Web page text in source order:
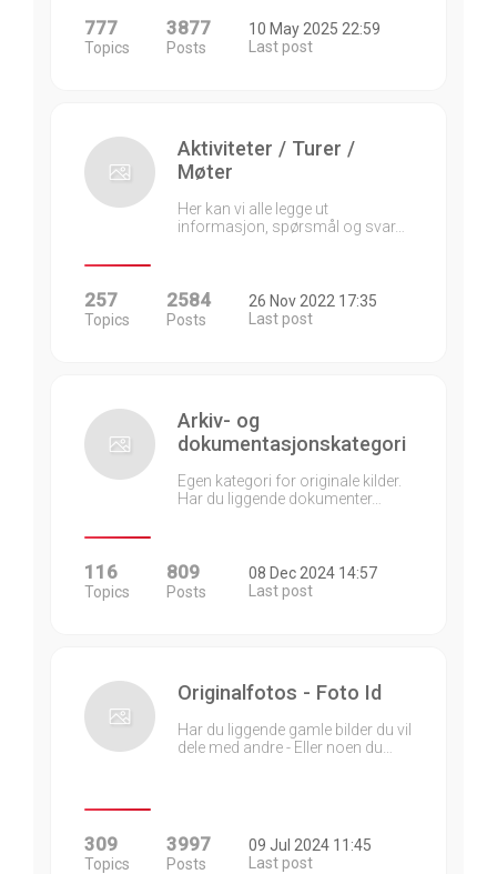
777
Topics
3877
Posts
10 May 2025 22:59
Last post
Aktiviteter / Turer /
Møter
Her kan vi alle legge ut
informasjon, spørsmål og svar…
257
Topics
2584
Posts
26 Nov 2022 17:35
Last post
Arkiv- og
dokumentasjonskategori
Egen kategori for originale kilder.
Har du liggende dokumenter…
116
Topics
809
Posts
08 Dec 2024 14:57
Last post
Originalfotos - Foto Id
Har du liggende gamle bilder du vil
dele med andre - Eller noen du…
309
Topics
3997
Posts
09 Jul 2024 11:45
Last post